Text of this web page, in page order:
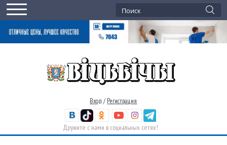
Вход / Регистрация
Дружите с нами в социальных сетях!